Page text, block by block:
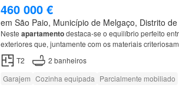
460 000 €
em São Paio, Município de Melgaço, Distrito
Neste apartamentodestaca-se o equilíbrio perfeito
exteriores que, juntamente com os materiais
Marina da Afurada, em ambiente da re…
T2 2 banheiros
Garajem Cozinha equipada Parcialmente mobiliado